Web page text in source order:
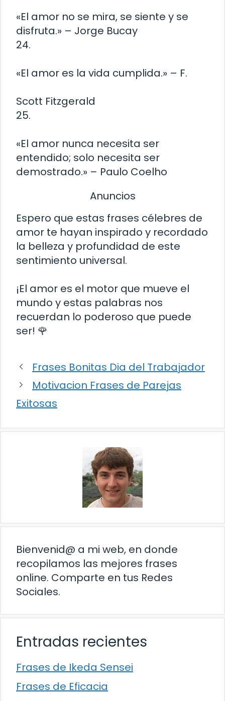
«El amor no se mira, se siente y se
disfruta.» – Jorge Bucay
24.
«El amor es la vida cumplida.» – F.
Scott Fitzgerald
25.
«El amor nunca necesita ser
entendido; solo necesita ser
demostrado.» – Paulo Coelho
Anuncios
Espero que estas frases célebres de
amor te hayan inspirado y recordado
la belleza y profundidad de este
sentimiento universal.
¡El amor es el motor que mueve el
mundo y estas palabras nos
recuerdan lo poderoso que puede
ser! 🌹
Frases Bonitas Dia del Trabajador
Motivacion Frases de Parejas
Exitosas
Bienvenid@ a mi web, en donde
recopilamos las mejores frases
online. Comparte en tus Redes
Sociales.
Entradas recientes
Frases de Ikeda Sensei
Frases de Eficacia